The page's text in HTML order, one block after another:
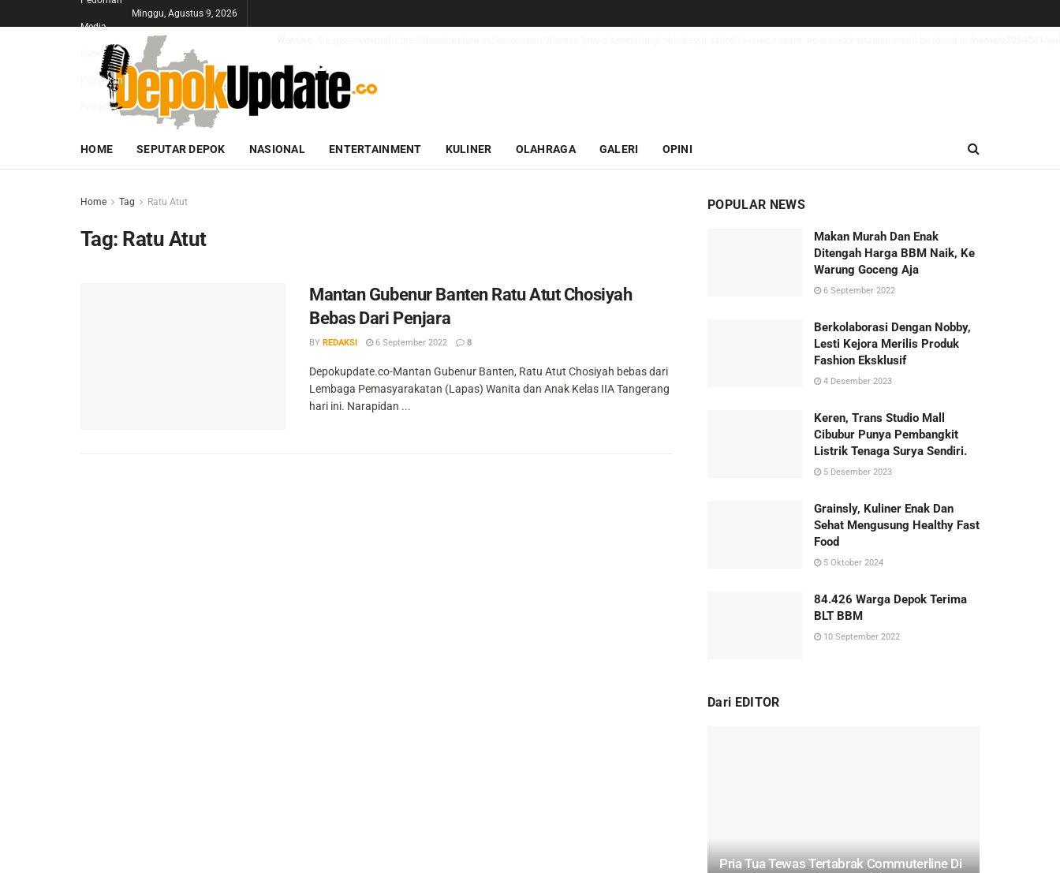
Media
Cyber
Kebijakan
Minggu, Agustus 9, 2026
HOME SEPUTAR DEPOK NASIONAL ENTERTAINMENT KULINER OLAHRAGA GALERI OPINI
Home Tag Ratu Atut
Tag: Ratu Atut
Mantan Gubenur Banten Ratu Atut Chosiyah
Bebas Dari Penjara
BY REDAKSI 6 September 2022 8
Depokupdate.co-Mantan Gubenur Banten, Ratu Atut Chosiyah bebas dari
Lembaga Pemasyarakatan (Lapas) Wanita dan Anak Kelas IIA Tangerang
hari ini. Narapidan ...
POPULAR NEWS
Makan Murah Dan Enak
Ditengah Harga BBM Naik, Ke
Warung Goceng Aja
6 September 2022
Berkolaborasi Dengan Nobby,
Lesti Kejora Merilis Produk
Fashion Eksklusif
4 Desember 2023
Keren, Trans Studio Mall
Cibubur Punya Pembangkit
Listrik Tenaga Surya Sendiri.
5 Desember 2023
Grainsly, Kuliner Enak Dan
Sehat Mengusung Healthy Fast
Food
5 Oktober 2024
84.426 Warga Depok Terima
BLT BBM
10 September 2022
Dari EDITOR
Pria Tua Tewas Tertabrak Commuterline Di